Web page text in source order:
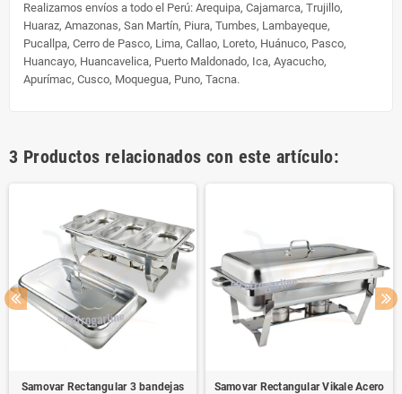
Realizamos envíos a todo el Perú: Arequipa, Cajamarca, Trujillo,
Huaraz, Amazonas, San Martín, Piura, Tumbes, Lambayeque,
Pucallpa, Cerro de Pasco, Lima, Callao, Loreto, Huánuco, Pasco,
Huancayo, Huancavelica, Puerto Maldonado, Ica, Ayacucho,
Apurímac, Cusco, Moquegua, Puno, Tacna.
3 Productos relacionados con este artículo:
Samovar Rectangular 3 bandejas
Samovar Rectangular Vikale Acero